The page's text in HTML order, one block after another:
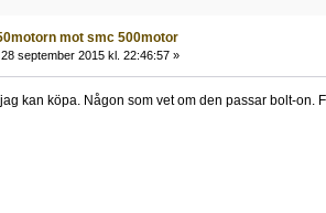
mot smc 500motor
28 september 2015 kl. 22:46:57 »
kan köpa. Någon som vet om den passar bolt-